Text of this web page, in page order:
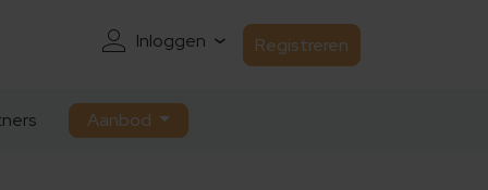
Inloggen Registreren
Aanbod